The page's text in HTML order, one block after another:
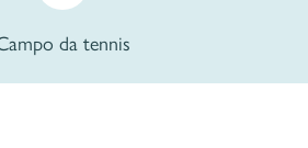
da tennis